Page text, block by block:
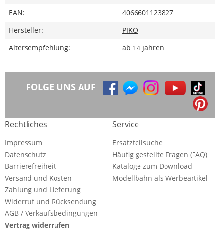
EAN:
4066601123827
Hersteller:
PIKO
Altersempfehlung:
ab 14 Jahren
FOLGE UNS AUF
Rechtliches
Impressum
Datenschutz
Barrierefreiheit
Versand und Kosten
Zahlung und Lieferung
Widerruf und Rücksendung
AGB / Verkaufsbedingungen
Vertrag widerrufen
Service
Ersatzteilsuche
Häufig gestellte Fragen (FAQ)
Kataloge zum Download
Modellbahn als Werbeartikel